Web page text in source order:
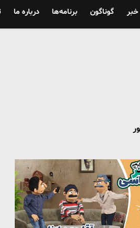
گوناگون برنامه‌ها درباره ما